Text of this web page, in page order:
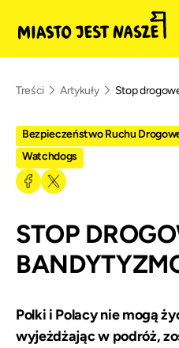
Treści Artykuły Stop
Bezpieczeństwo Ruchu
Watchdogs
STOP
Polki i Polacy nie mogą
wyjeżdżając w podróż,